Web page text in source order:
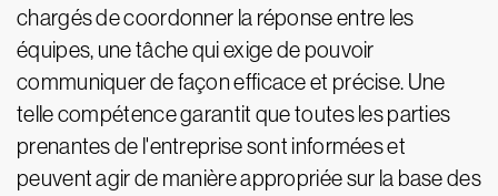
chargés de coordonner la réponse entre les
équipes, une tâche qui exige de pouvoir
communiquer de façon efficace et précise. Une
telle compétence garantit que toutes les parties
prenantes de l'entreprise sont informées et
peuvent agir de manière appropriée sur la base des